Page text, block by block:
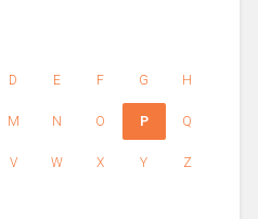
D E F G H
M N O P Q
V W X Y Z